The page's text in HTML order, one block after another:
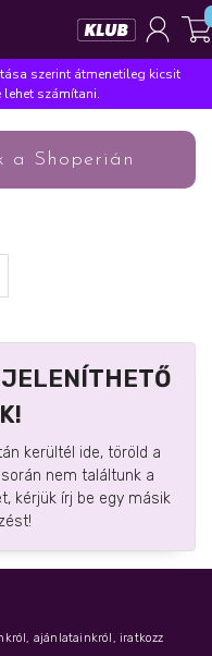
Mosogatás
szerint átmenetileg kicsit
számítani.
a Shoperián
kerültél ide, töröld a
nem találtunk a
kérjük írj be egy másik
ajánlatainkról, iratkozz